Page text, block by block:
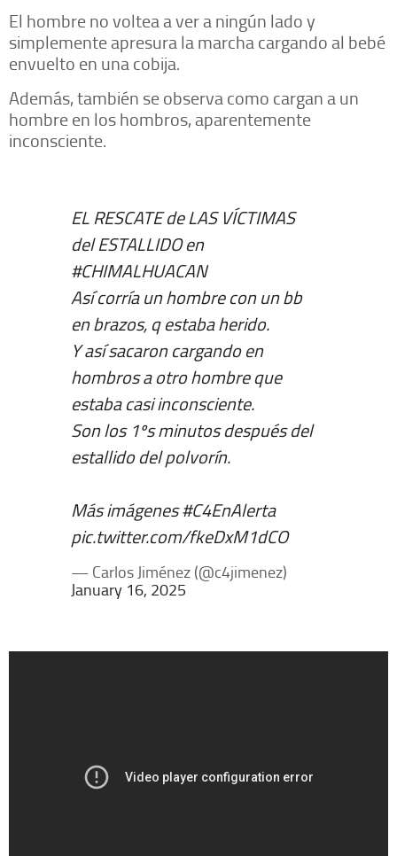
El hombre no voltea a ver a ningún lado y
simplemente apresura la marcha cargando al bebé
envuelto en una cobija.
Además, también se observa como cargan a un
hombre en los hombros, aparentemente
inconsciente.
EL RESCATE de LAS VÍCTIMAS
del ESTALLIDO en
#CHIMALHUACAN
Así corría un hombre con un bb
en brazos, q estaba herido.
Y así sacaron cargando en
hombros a otro hombre que
estaba casi inconsciente.
Son los 1ºs minutos después del
estallido del polvorín.
Más imágenes#C4EnAlerta
pic.twitter.com/fkeDxM1dCO
— Carlos Jiménez (@c4jimenez)
January 16, 2025